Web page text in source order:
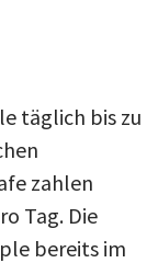
täglich bis zu
zahlen
Tag. Die
bereits im